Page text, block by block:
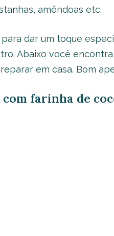
amêndoas etc.
dar um toque
Abaixo você
em casa. Bom
com farinha de